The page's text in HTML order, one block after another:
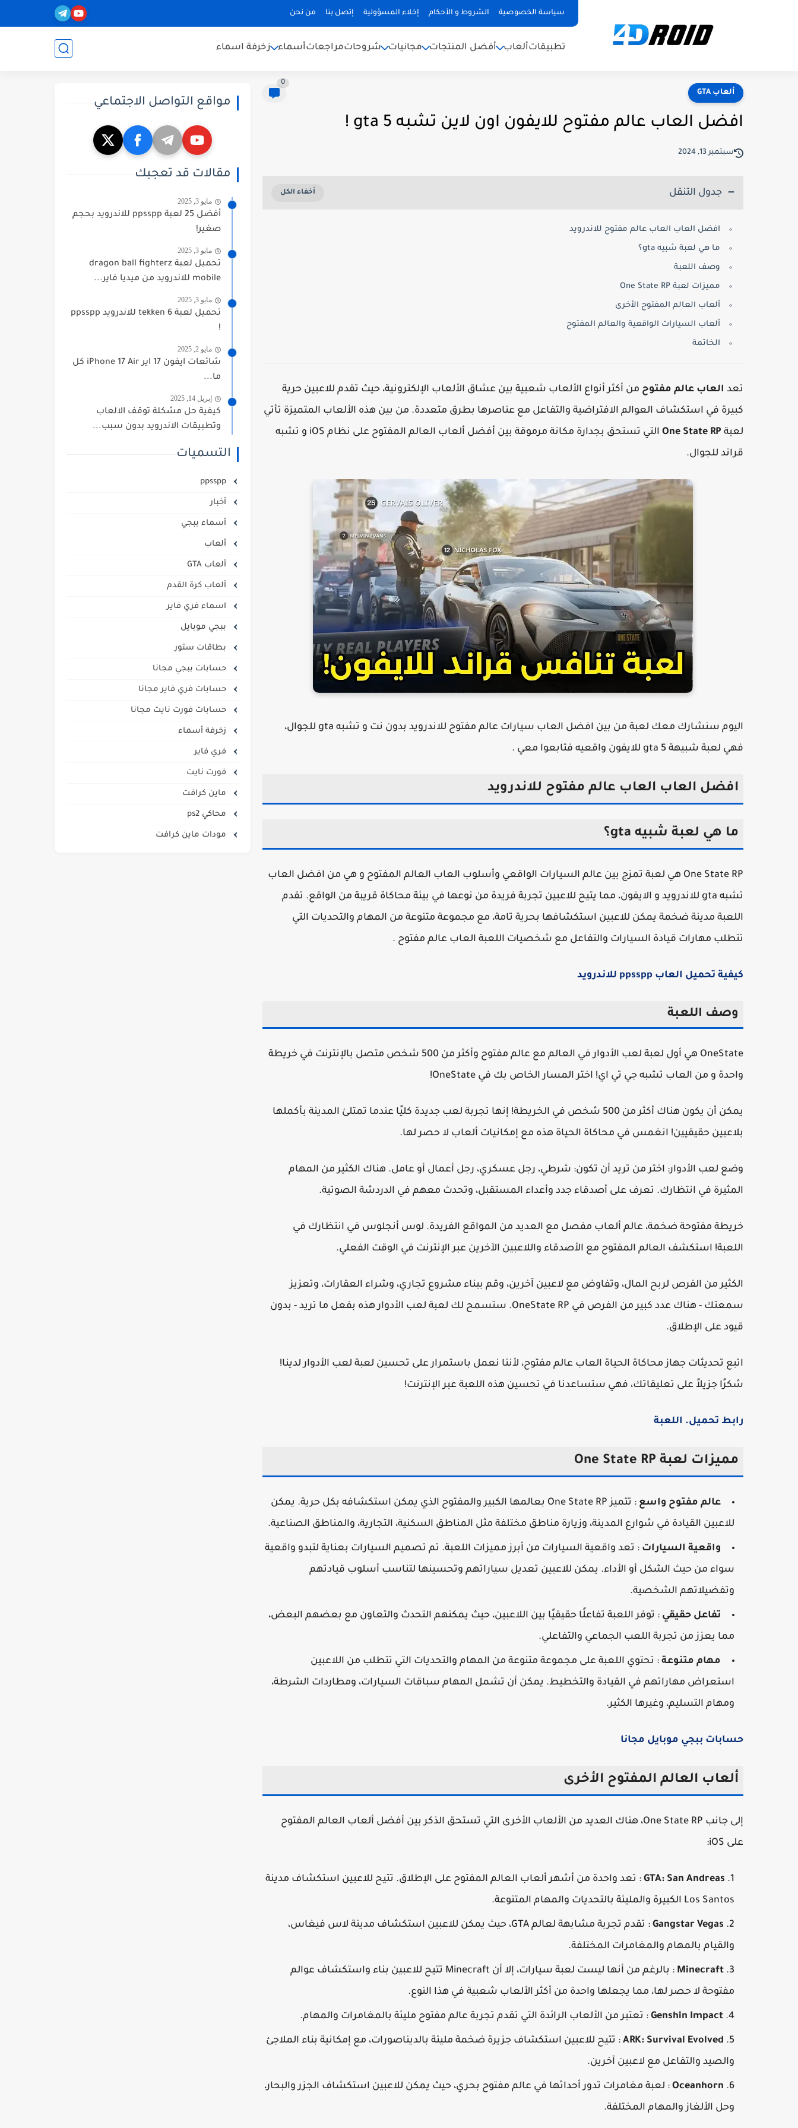
سياسة الخصوصية الشروط و الأحكام إخلاء المسؤولية إتصل بنا من نحن
تطبيقاتألعاب أفضل المنتجات مجانيات شروحاتمراجعاتأسماء زخرفة اسماء
ألعاب GTA
0
افضل العاب عالم مفتوح للايفون اون لاين تشبه gta 5 !
سبتمبر 13, 2024
جدول التنقل
افضل العاب العاب عالم مفتوح للاندرويد
ما هي لعبة شبيه gta؟
وصف اللعبة
مميزات لعبة One State RP
ألعاب العالم المفتوح الأخرى
ألعاب السيارات الواقعية والعالم المفتوح
الخاتمة
تعد العاب عالم مفتوح من أكثر أنواع الألعاب شعبية بين عشاق الألعاب الإلكترونية، حيث تقدم للاعبين حرية
كبيرة في استكشاف العوالم الافتراضية والتفاعل مع عناصرها بطرق متعددة. من بين هذه الألعاب المتميزة تأتي
لعبة One State RP
التي تستحق بجدارة مكانة مرموقة بين أفضل ألعاب العالم المفتوح على نظام iOS و تشبه
قراند للجوال.
اليوم سنشارك معك لعبة من بين افضل العاب سيارات عالم مفتوح للاندرويد بدون نت و تشبه gta للجوال،
فهي لعبة شبيهة gta 5 للايفون واقعيه فتابعوا معي .
افضل العاب العاب عالم مفتوح للاندرويد
ما هي لعبة شبيه gta؟
One State RP هي لعبة تمزج بين عالم السيارات الواقعي وأسلوب العاب العالم المفتوح و هي من افضل العاب
تشبه gta للاندرويد و الايفون، مما يتيح للاعبين تجربة فريدة من نوعها في بيئة محاكاة قريبة من الواقع. تقدم
اللعبة مدينة ضخمة يمكن للاعبين استكشافها بحرية تامة، مع مجموعة متنوعة من المهام والتحديات التي
تتطلب مهارات قيادة السيارات والتفاعل مع شخصيات اللعبة العاب عالم مفتوح .
كيفية تحميل العاب ppsspp للاندرويد
وصف اللعبة
OneState هي أول لعبة لعب الأدوار في العالم مع عالم مفتوح وأكثر من 500 شخص متصل بالإنترنت في خريطة
واحدة و من العاب تشبه جي تي اي! اختر المسار الخاص بك في OneState!
يمكن أن يكون هناك أكثر من 500 شخص في الخريطة! إنها تجربة لعب جديدة كليًا عندما تمتلئ المدينة بأكملها
بلاعبين حقيقيين! انغمس في محاكاة الحياة هذه مع إمكانيات ألعاب لا حصر لها.
وضع لعب الأدوار: اختر من تريد أن تكون: شرطي، رجل عسكري، رجل أعمال أو عامل. هناك الكثير من المهام
المثيرة في انتظارك. تعرف على أصدقاء جدد وأعداء المستقبل، وتحدث معهم في الدردشة الصوتية.
خريطة مفتوحة ضخمة، عالم ألعاب مفصل مع العديد من المواقع الفريدة. لوس أنجلوس في انتظارك في
اللعبة! استكشف العالم المفتوح مع الأصدقاء واللاعبين الآخرين عبر الإنترنت في الوقت الفعلي.
الكثير من الفرص لربح المال، وتفاوض مع لاعبين آخرين، وقم ببناء مشروع تجاري، وشراء العقارات، وتعزيز
سمعتك - هناك عدد كبير من الفرص في OneState RP. ستسمح لك لعبة لعب الأدوار هذه بفعل ما تريد - بدون
قيود على الإطلاق.
اتبع تحديثات جهاز محاكاة الحياة العاب عالم مفتوح، لأننا نعمل باستمرار على تحسين لعبة لعب الأدوار لدينا!
شكرًا جزيلاً على تعليقاتك، فهي ستساعدنا في تحسين هذه اللعبة عبر الإنترنت!
رابط تحميل. اللعبة
مميزات لعبة One State RP
عالم مفتوح واسع
: تتميز One State RP بعالمها الكبير والمفتوح الذي يمكن استكشافه بكل حرية. يمكن
للاعبين القيادة في شوارع المدينة، وزيارة مناطق مختلفة مثل المناطق السكنية، التجارية، والمناطق الصناعية.
واقعية السيارات : تعد واقعية السيارات من أبرز مميزات اللعبة. تم تصميم السيارات بعناية لتبدو واقعية
سواء من حيث الشكل أو الأداء. يمكن للاعبين تعديل سياراتهم وتحسينها لتناسب أسلوب قيادتهم
وتفضيلاتهم الشخصية.
تفاعل حقيقي : توفر اللعبة تفاعلًا حقيقيًا بين اللاعبين، حيث يمكنهم التحدث والتعاون مع بعضهم البعض،
مما يعزز من تجربة اللعب الجماعي والتفاعلي.
مهام متنوعة : تحتوي اللعبة على مجموعة متنوعة من المهام والتحديات التي تتطلب من اللاعبين
استعراض مهاراتهم في القيادة والتخطيط. يمكن أن تشمل المهام سباقات السيارات، ومطاردات الشرطة،
ومهام التسليم، وغيرها الكثير.
حسابات ببجي موبايل مجانا
ألعاب العالم المفتوح الأخرى
إلى جانب One State RP، هناك العديد من الألعاب الأخرى التي تستحق الذكر بين أفضل ألعاب العالم المفتوح
على iOS:
GTA: San Andreas : تعد واحدة من أشهر ألعاب العالم المفتوح على الإطلاق. تتيح للاعبين استكشاف مدينة
Los Santos الكبيرة والمليئة بالتحديات والمهام المتنوعة.
Gangstar Vegas
: تقدم تجربة مشابهة لعالم GTA، حيث يمكن للاعبين استكشاف مدينة لاس فيغاس،
والقيام بالمهام والمغامرات المختلفة.
Minecraft
: بالرغم من أنها ليست لعبة سيارات، إلا أن Minecraft تتيح للاعبين بناء واستكشاف عوالم
مفتوحة لا حصر لها، مما يجعلها واحدة من أكثر الألعاب شعبية في هذا النوع.
Genshin Impact : تعتبر من الألعاب الرائدة التي تقدم تجربة عالم مفتوح مليئة بالمغامرات والمهام.
ARK: Survival Evolved : تتيح للاعبين استكشاف جزيرة ضخمة مليئة بالديناصورات، مع إمكانية بناء الملاجئ
والصيد والتفاعل مع لاعبين آخرين.
Oceanhorn : لعبة مغامرات تدور أحداثها في عالم مفتوح بحري، حيث يمكن للاعبين استكشاف الجزر والبحار،
وحل الألغاز والمهام المختلفة.
مواقع التواصل الاجتماعي
مقالات قد تعجبك
مايو 3, 2025
أفضل 25 لعبة ppsspp للاندرويد بحجم
صغير!
مايو 3, 2025
تحميل لعبة dragon ball fighterz
mobile للاندرويد من ميديا فاير...
مايو 3, 2025
تحميل لعبة tekken 6 للاندرويد ppsspp
!
مايو 2, 2025
شائعات ايفون 17 اير iPhone 17 Air كل
ما...
إبريل 14, 2025
كيفية حل مشكلة توقف الالعاب
وتطبيقات الاندرويد بدون سبب...
التسميات
ppsspp
أخبار
أسماء ببجي
ألعاب
ألعاب GTA
ألعاب كرة القدم
اسماء فري فاير
ببجي موبايل
بطاقات ستور
حسابات ببجي مجانا
حسابات فري فاير مجانا
حسابات فورت نايت مجانا
زخرفة أسماء
فري فاير
فورت نايت
ماين كرافت
محاكي ps2
مودات ماين كرافت